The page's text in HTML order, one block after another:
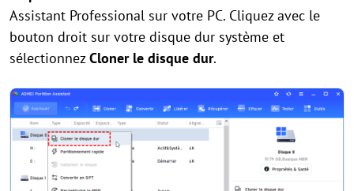
Assistant Professional sur votre PC. Cliquez avec le
bouton droit sur votre disque dur système et
sélectionnezCloner le disque dur.